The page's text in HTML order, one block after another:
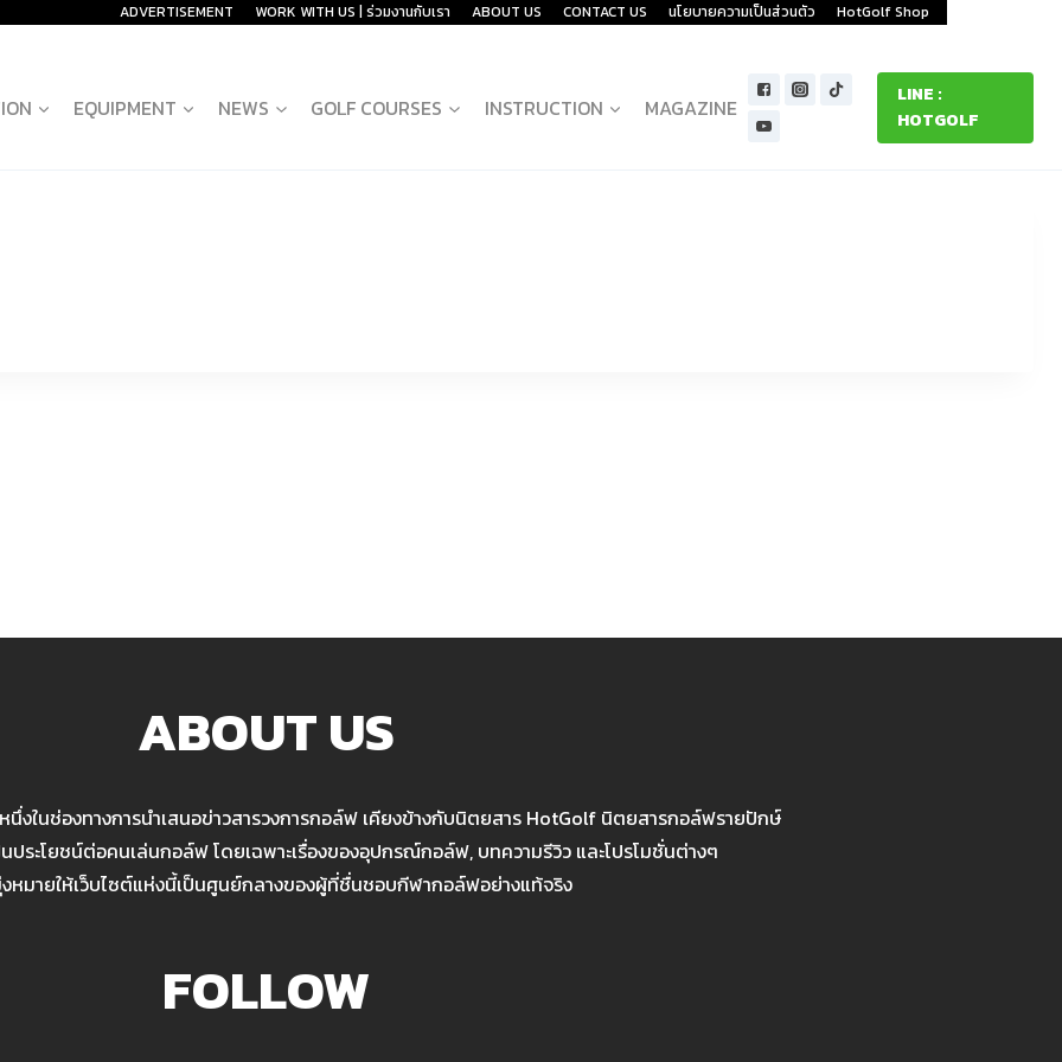
ADVERTISEMENT WORK WITH US | ร่วมงานกับเรา ABOUT US CONTACT US นโยบายความเป็นส่วนตัว HotGolf Shop
EQUIPMENT NEWS GOLF COURSES INSTRUCTION MAGAZINE
LINE :
HOTGOLF
ABOUT US
นึ่งในช่องทางการนำเสนอข่าวสารวงการกอล์ฟ เคียงข้างกับนิตยสาร HotGolf นิตยสารกอล์ฟรายปักษ์
ประโยชน์ต่อคนเล่นกอล์ฟ โดยเฉพาะเรื่องของอุปกรณ์กอล์ฟ, บทความรีวิว และโปรโมชั่นต่างๆ
หมายให้เว็บไซต์แห่งนี้เป็นศูนย์กลางของผู้ที่ชื่นชอบกีฬากอล์ฟอย่างแท้จริง
FOLLOW